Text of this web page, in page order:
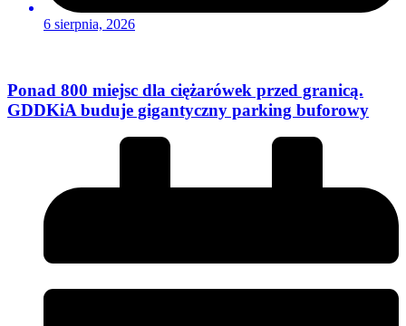
6 sierpnia, 2026
Ponad 800 miejsc dla ciężarówek przed granicą.
GDDKiA buduje gigantyczny parking buforowy